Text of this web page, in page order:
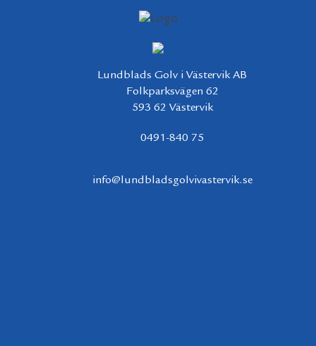
Lundblads Golv i Västervik AB
Folkparksvägen 62
593 62 Västervik
0491-840 75
info@lundbladsgolvivastervik.se